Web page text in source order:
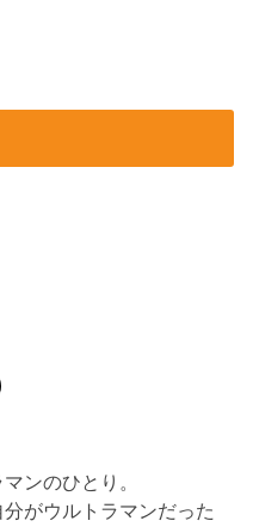
ンのひとり。
がウルトラマンだった